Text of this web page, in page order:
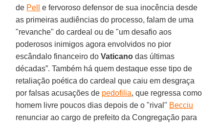
de Pell
e fervoroso defensor de sua inocência desde
as primeiras audiências do processo, falam de uma
"revanche" do cardeal ou de "um desafio aos
poderosos inimigos agora envolvidos no pior
escândalo financeiro doVaticano das últimas
décadas”. Também há quem destaque esse tipo de
retaliação poética do cardeal que caiu em desgraça
por falsas acusações de pedofilia, que regressa como
homem livre poucos dias depois de o "rival" Becciu
renunciar ao cargo de prefeito da Congregação para